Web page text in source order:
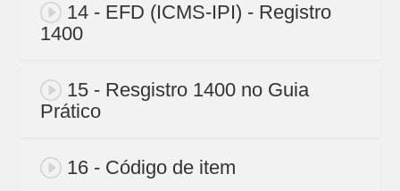
14 - EFD (ICMS-IPI) - Registro
1400
15 - Resgistro 1400 no Guia
Prático
16 - Código de item